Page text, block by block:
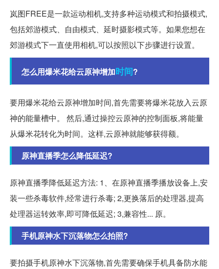
岚图FREE是一款运动相机,支持多种运动模式和拍摄模式,
包括郊游模式、自由模式、延时摄影模式等。如果您想在
郊游模式下一直使用相机,可以按照以下步骤进行设置。
怎么用爆米花给云原神增加时间?
要用爆米花给云原神增加时间,首先需要将爆米花放入云原
神的能量槽中。 然后,通过操控云原神的控制面板,将能量
从爆米花转化为时间。这样,云原神就能够获得额。
原神直播季怎么降低延迟?
原神直播季降低延迟方法: 1、在原神直播季播放设备上,安
装一些杀毒软件,经常进行杀毒; 2,更换落后的处理器,提高
处理器运转效率,即可降低延迟; 3,兼容性... 原。
手机原神水下沉落物怎么拍照?
要拍摄手机原神水下沉落物,首先需要确保手机具备防水能